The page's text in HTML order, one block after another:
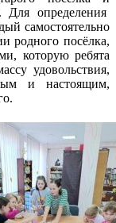
Для определения
самостоятельно
родного посёлка,
которую ребята
удовольствия,
и настоящим,